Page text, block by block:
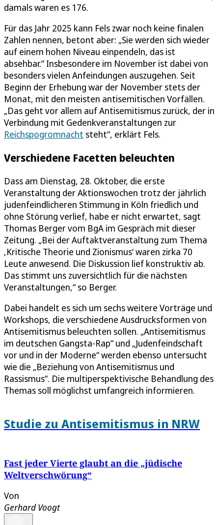
damals waren es 176.
Für das Jahr 2025 kann Fels zwar noch keine finalen
Zahlen nennen, betont aber: „Sie werden sich wieder
auf einem hohen Niveau einpendeln, das ist
absehbar.“ Insbesondere im November ist dabei von
besonders vielen Anfeindungen auszugehen. Seit
Beginn der Erhebung war der November stets der
Monat, mit den meisten antisemitischen Vorfällen.
„Das geht vor allem auf Antisemitismus zurück, der in
Verbindung mit Gedenkveranstaltungen zur
Reichspogromnacht steht“, erklärt Fels.
Verschiedene Facetten beleuchten
Dass am Dienstag, 28. Oktober, die erste
Veranstaltung der Aktionswochen trotz der jährlich
judenfeindlicheren Stimmung in Köln friedlich und
ohne Störung verlief, habe er nicht erwartet, sagt
Thomas Berger vom BgA im Gespräch mit dieser
Zeitung. „Bei der Auftaktveranstaltung zum Thema
‚Kritische Theorie und Zionismus‘ waren zirka 70
Leute anwesend. Die Diskussion lief konstruktiv ab.
Das stimmt uns zuversichtlich für die nächsten
Veranstaltungen,“ so Berger.
Dabei handelt es sich um sechs weitere Vorträge und
Workshops, die verschiedene Ausdrucksformen von
Antisemitismus beleuchten sollen. „Antisemitismus
im deutschen Gangsta-Rap“ und „Judenfeindschaft
vor und in der Moderne“ werden ebenso untersucht
wie die „Beziehung von Antisemitismus und
Rassismus“. Die multiperspektivische Behandlung des
Themas soll möglichst umfangreich informieren.
Studie zu Antisemitismus in NRW
Fast jeder Vierte glaubt an die „jüdische
Weltverschwörung“
Von
Gerhard Voogt